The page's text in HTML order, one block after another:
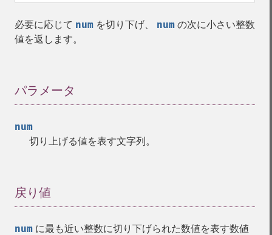
必要に応じて num を切り下げ、 num の次に小さい整数
値を返します。
パラメータ
num
切り上げる値を表す文字列。
戻り値
num に最も近い整数に切り下げられた数値を表す数値